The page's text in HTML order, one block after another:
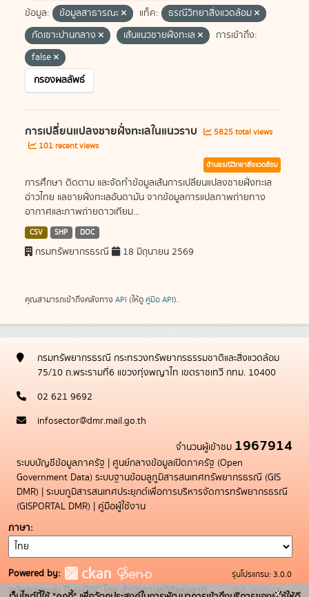
ข้อมูล:
ข้อมูลสาธารณะ แท็ค:
ธรณีวิทยาสิ่งแวดล้อม
กัดเซาะปานกลาง
เส้นแนวชายฝั่งทะเล
การเข้าถึง:
false
กรองผลลัพธ์
การเปลี่ยนแปลงชายฝั่งทะเลในแนวราบ
5825 total views
101 recent views
ด้านธรณีวิทยาสิ่งแวดล้อม
การศึกษา ติดตาม และจัดทำข้อมูลเส้นการเปลี่ยนแปลงชายฝั่งทะเล
อ่าวไทย แลชายฝั่งทะเลอันดามัน จากข้อมูลการแปลภาพถ่ายทาง
อากาศและภาพถ่ายดาวเทียม...
CSV SHP DOC
กรมทรัพยากรธรณี 18 มิถุนายน 2569
คุณสามารถเข้าถึงคลังทาง API (ให้ดู คู่มือ API).
กรมทรัพยากรธรณี กระทรวงทรัพยากรธรรมชาติและสิ่งแวดล้อม
75/10 ถ.พระรามที่6 แขวงทุ่งพญาไท เขตราชเทวี กทม. 10400
02 621 9692
infosector@dmr.mail.go.th
จำนวนผู้เข้าชม 1967914
ระบบบัญชีข้อมูลภาครัฐ | ศูนย์กลางข้อมูลเปิดภาครัฐ (Open
Government Data) ระบบฐานข้อมลูภูมิสารสนเทศทรัพยากรธรณี (GIS
DMR) | ระบบภูมิสารสนเทศประยุกต์เพื่อการบริหารจัดการทรัพยากรธรณี
(GISPORTAL DMR) | คู่มือผู้ใช้งาน
ภาษา
Powered by:
สนับสนุนระบบ Thai-GDC โดย สำนักงานสถิติแห่งชาติ
รุ่นโปรแกรม: 3.0.0
วันที่: 2025-05-